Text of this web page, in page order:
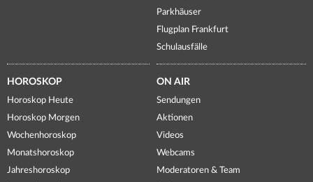
Parkhäuser
Flugplan Frankfurt
Schulausfälle
HOROSKOP
Horoskop Heute
Horoskop Morgen
Wochenhoroskop
Monatshoroskop
Jahreshoroskop
ON AIR
Sendungen
Aktionen
Videos
Webcams
Moderatoren & Team